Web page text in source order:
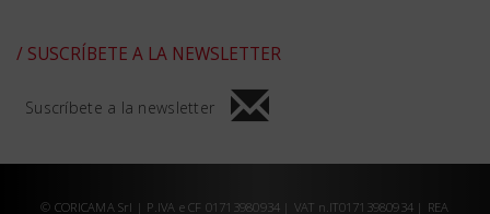
/ SUSCRÍBETE A LA NEWSLETTER
Suscríbete a la newsletter
© CORICAMA Srl | P.IVA e CF 01713980934 | VAT n.IT01713980934 | REA